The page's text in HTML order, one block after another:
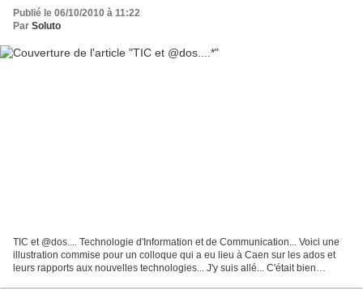
Publié le 06/10/2010 à 11:22
Par Soluto
TIC et @dos.... Technologie d'Information et de Communication... Voici une
illustration commise pour un colloque qui a eu lieu à Caen sur les ados et
leurs rapports aux nouvelles technologies... J'y suis allé... C'était bien